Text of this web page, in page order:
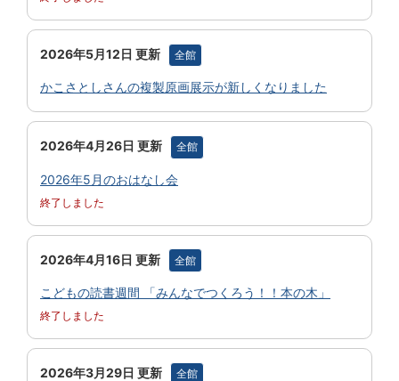
2026年5月12日 更新 全館
かこさとしさんの複製原画展示が新しくなりました
2026年4月26日 更新 全館
2026年5月のおはなし会
終了しました
2026年4月16日 更新 全館
こどもの読書週間 「みんなでつくろう！！本の木」
終了しました
2026年3月29日 更新 全館